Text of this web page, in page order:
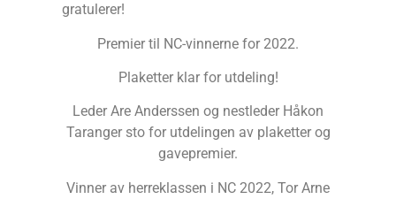
gratulerer!
Premier til NC-vinnerne for 2022.
Plaketter klar for utdeling!
Leder Are Anderssen og nestleder Håkon
Taranger sto for utdelingen av plaketter og
gavepremier.
Vinner av herreklassen i NC 2022, Tor Arne